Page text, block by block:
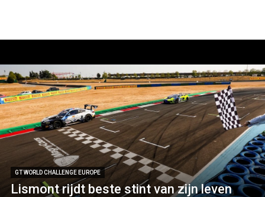
GT WORLD CHALLENGE EUROPE
Lismont rijdt beste stint van zijn leven